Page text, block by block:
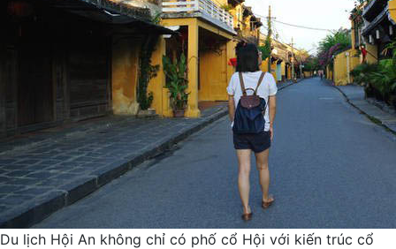
Du lịch Hội An không chỉ có phố cổ Hội với kiến trúc cổ